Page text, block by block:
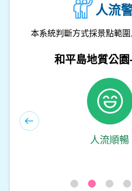
人流
本系統判斷方式採景點範
和平島地質公園-遊客
人流順暢